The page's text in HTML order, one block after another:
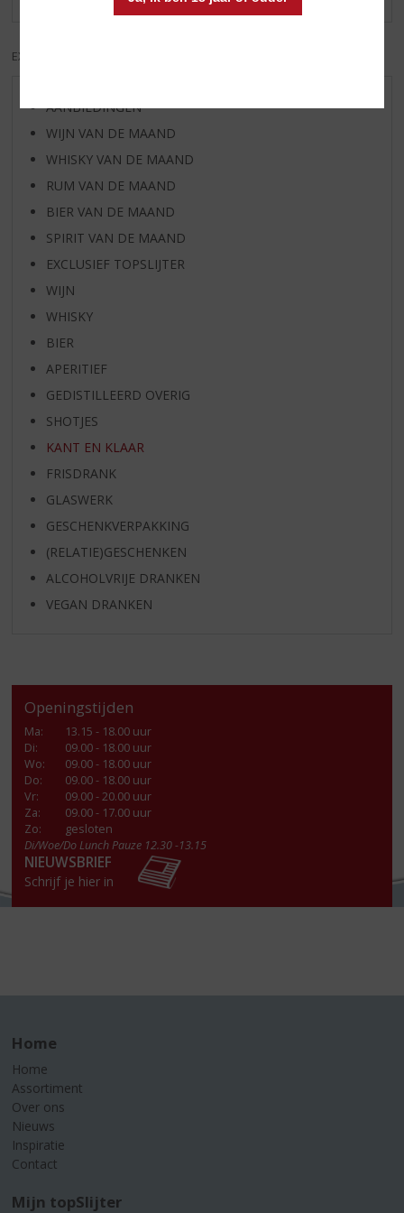
EXCL. BTW
AANBIEDINGEN
WIJN VAN DE MAAND
WHISKY VAN DE MAAND
RUM VAN DE MAAND
BIER VAN DE MAAND
SPIRIT VAN DE MAAND
EXCLUSIEF TOPSLIJTER
WIJN
WHISKY
BIER
APERITIEF
GEDISTILLEERD OVERIG
SHOTJES
KANT EN KLAAR
FRISDRANK
GLASWERK
GESCHENKVERPAKKING
(RELATIE)GESCHENKEN
ALCOHOLVRIJE DRANKEN
VEGAN DRANKEN
Openingstijden
Ma:
13.15 - 18.00 uur
Di:
09.00 - 18.00 uur
Wo:
09.00 - 18.00 uur
Do:
09.00 - 18.00 uur
Vr:
09.00 - 20.00 uur
Za:
09.00 - 17.00 uur
Zo:
gesloten
Di/Woe/Do Lunch Pauze 12.30 -13.15
NIEUWSBRIEF
Schrijf je hier in
Home
Home
Assortiment
Over ons
Nieuws
Inspiratie
Contact
Mijn topSlijter